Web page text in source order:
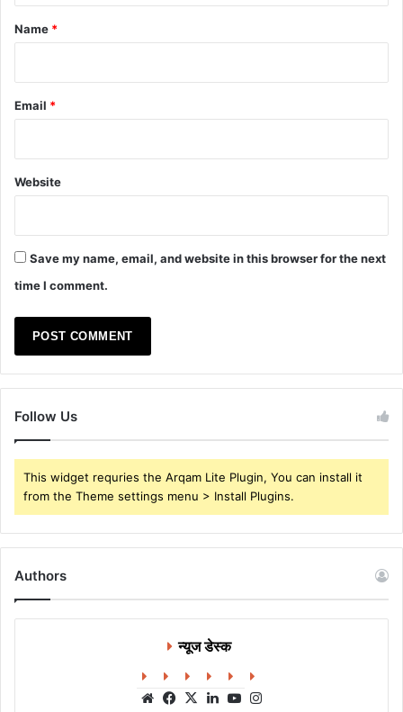
*
Name *
Email *
Website
Save my name, email, and website in this browser for the next
time I comment.
Follow Us
This widget requries the Arqam Lite Plugin, You can install it
from the Theme settings menu > Install Plugins.
Authors
न्यूज डेस्क
WebsiteFacebook
X LinkedInYouTube